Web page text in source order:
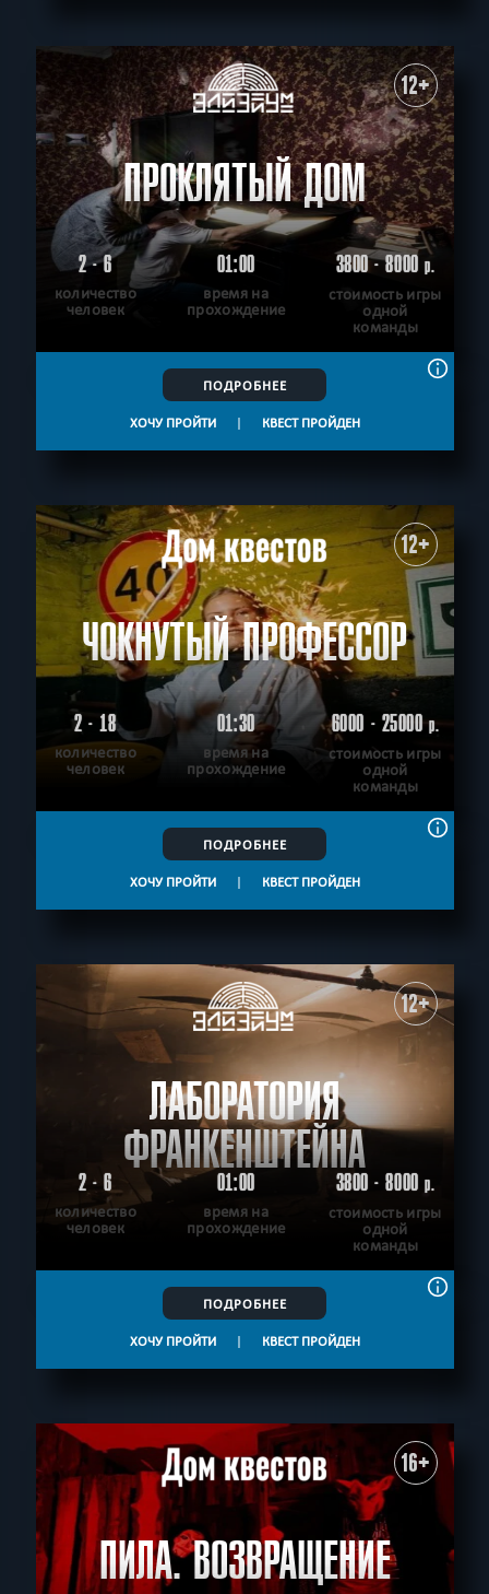
12+
ПРОКЛЯТЫЙ ДОМ
2 - 6
количество
человек
01:00
время на
прохождение
3800 - 8000р.
стоимость игры
одной
команды
ПОДРОБНЕЕ
ХОЧУ ПРОЙТИ | КВЕСТ ПРОЙДЕН
12+
ЧОКНУТЫЙ ПРОФЕССОР
2 - 18
количество
человек
01:30
время на
прохождение
6000 - 25000р.
стоимость игры
одной
команды
ПОДРОБНЕЕ
ХОЧУ ПРОЙТИ | КВЕСТ ПРОЙДЕН
12+
ЛАБОРАТОРИЯ
ФРАНКЕНШТЕЙНА
2 - 6
количество
человек
01:00
время на
прохождение
3800 - 8000р.
стоимость игры
одной
команды
ПОДРОБНЕЕ
ХОЧУ ПРОЙТИ | КВЕСТ ПРОЙДЕН
16+
ПИЛА. ВОЗВРАЩЕНИЕ